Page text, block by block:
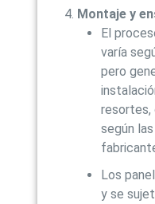
Montaje y
El
varía
pero
resortes,
según
Los
y se